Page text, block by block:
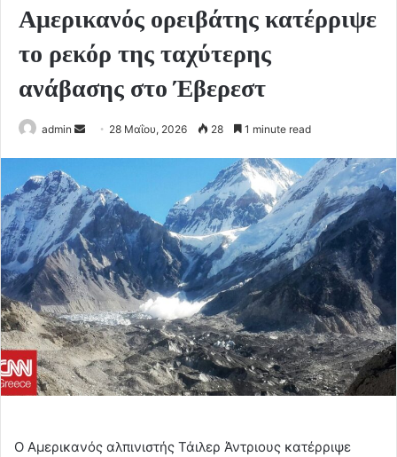
Αμερικανός ορειβάτης κατέρριψε
το ρεκόρ της ταχύτερης
ανάβασης στο Έβερεστ
admin
Send 28 Μαΐου, 2026 28 1 minute read
Ο Αμερικανός αλπινιστής Τάιλερ Άντριους κατέρριψε